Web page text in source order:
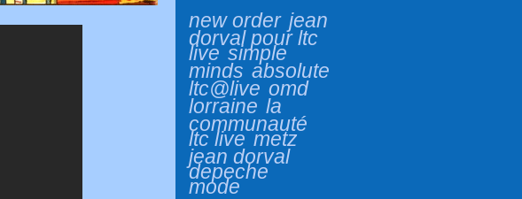
new order jean
dorval pour ltc
live simple
minds absolute
ltc@live omd
lorraine la
communauté
ltc live metz
jean dorval
depeche
mode